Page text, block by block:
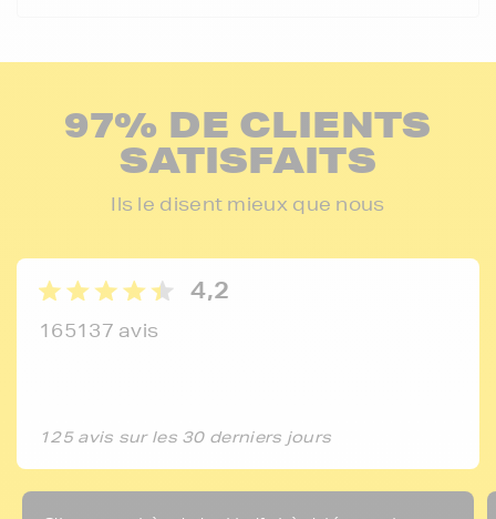
97% DE CLIENTS
SATISFAITS
Ils le disent mieux que nous
4,2
165137 avis
125 avis sur les 30 derniers jours